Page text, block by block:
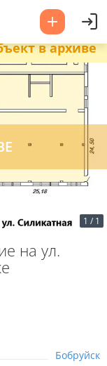
в архиве
1 / 1
на ул.
Бобруйск